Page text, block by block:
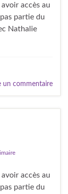
accès au
partie du
Nathalie
un commentaire
accès au
partie du